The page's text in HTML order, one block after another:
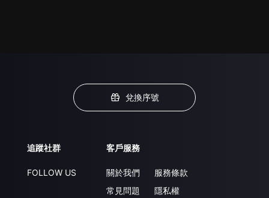
兌換序號
追蹤社群
FOLLOW US
客戶服務
關於我們
常見問題
服務條款
隱私權